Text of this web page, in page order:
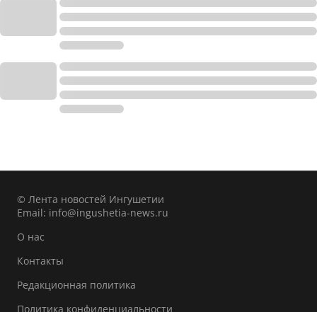
© Лента новостей Ингушетии
Email: info@ingushetia-news.ru
О нас
Контакты
Редакционная политика
Политика конфиденциальности